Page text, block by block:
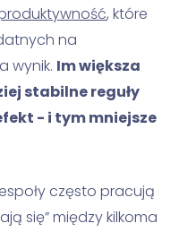
, które
na
wynik. Im większa
stabilne reguły
- i tym mniejsze
często pracują
się” między kilkoma